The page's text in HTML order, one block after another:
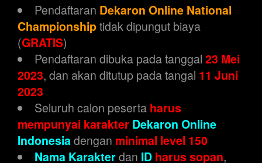
Pendaftaran Dekaron Online National
Championshiptidak dipungut biaya
(GRATIS)
Pendaftaran dibuka pada tanggal 23 Mei
2023, dan akan ditutup pada tangal 11 Juni
2023
Seluruh calon peserta harus
mempunyai karakter Dekaron Online
Indonesiadengan minimal level 150
Nama Karakterdan ID harus sopan,